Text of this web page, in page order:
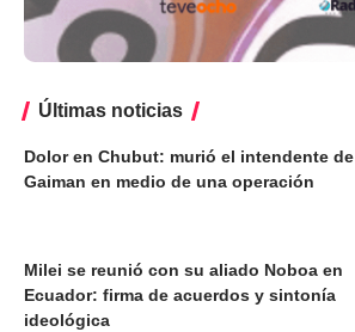
Últimas noticias
Dolor en Chubut: murió el intendente de
Gaiman en medio de una operación
Milei se reunió con su aliado Noboa en
Ecuador: firma de acuerdos y sintonía
ideológica